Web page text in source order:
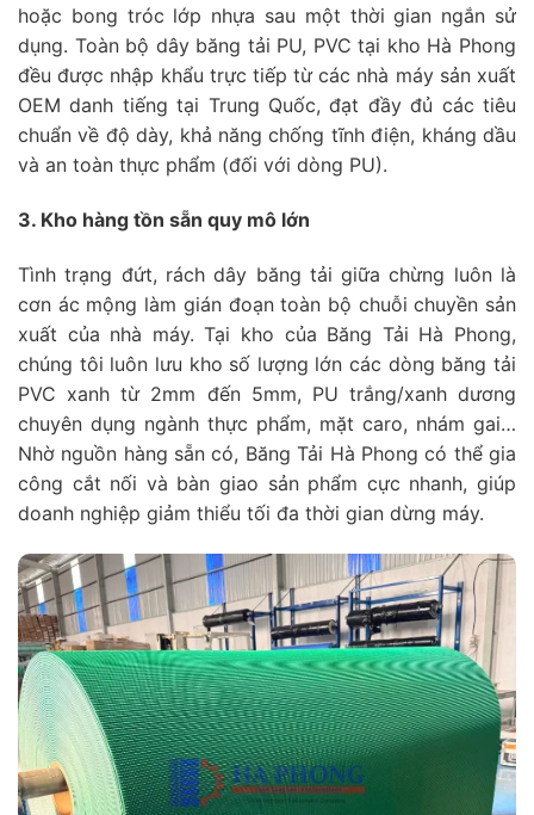
hoặc bong tróc lớp nhựa sau một thời gian ngắn sử
dụng. Toàn bộ dây băng tải PU, PVC tại kho Hà Phong
đều được nhập khẩu trực tiếp từ các nhà máy sản xuất
OEM danh tiếng tại Trung Quốc, đạt đầy đủ các tiêu
chuẩn về độ dày, khả năng chống tĩnh điện, kháng dầu
và an toàn thực phẩm (đối với dòng PU).
3. Kho hàng tồn sẵn quy mô lớn
Tình trạng đứt, rách dây băng tải giữa chừng luôn là
cơn ác mộng làm gián đoạn toàn bộ chuỗi chuyền sản
xuất của nhà máy. Tại kho của Băng Tải Hà Phong,
chúng tôi luôn lưu kho số lượng lớn các dòng băng tải
PVC xanh từ 2mm đến 5mm, PU trắng/xanh dương
chuyên dụng ngành thực phẩm, mặt caro, nhám gai…
Nhờ nguồn hàng sẵn có, Băng Tải Hà Phong có thể gia
công cắt nối và bàn giao sản phẩm cực nhanh, giúp
doanh nghiệp giảm thiểu tối đa thời gian dừng máy.